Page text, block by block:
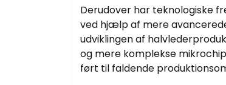
Derudover har teknologiske
ved hjælp af mere
udviklingen af
og mere komplekse
ført til faldende